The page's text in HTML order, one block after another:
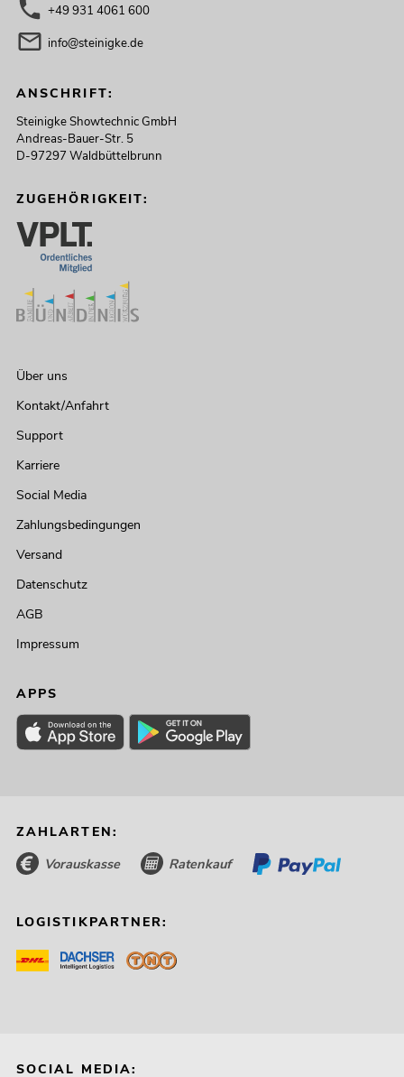
+49 931 4061 600
info@steinigke.de
ANSCHRIFT:
Steinigke Showtechnic GmbH
Andreas-Bauer-Str. 5
D-97297 Waldbüttelbrunn
ZUGEHÖRIGKEIT:
Über uns
Kontakt/Anfahrt
Support
Karriere
Social Media
Zahlungsbedingungen
Versand
Datenschutz
AGB
Impressum
APPS
ZAHLARTEN:
Vorauskasse Ratenkauf
LOGISTIKPARTNER:
SOCIAL MEDIA: